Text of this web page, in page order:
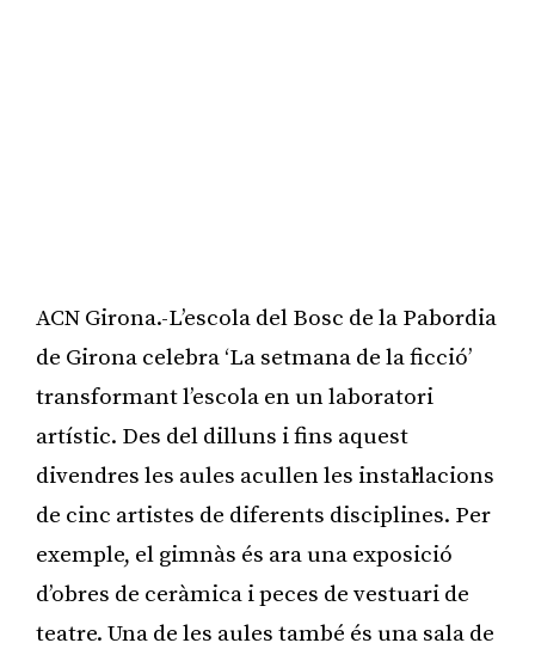
ACN Girona.-L’escola del Bosc de la Pabordia
de Girona celebra ‘La setmana de la ficció’
transformant l’escola en un laboratori
artístic. Des del dilluns i fins aquest
divendres les aules acullen les instal·lacions
de cinc artistes de diferents disciplines. Per
exemple, el gimnàs és ara una exposició
d’obres de ceràmica i peces de vestuari de
teatre. Una de les aules també és una sala de